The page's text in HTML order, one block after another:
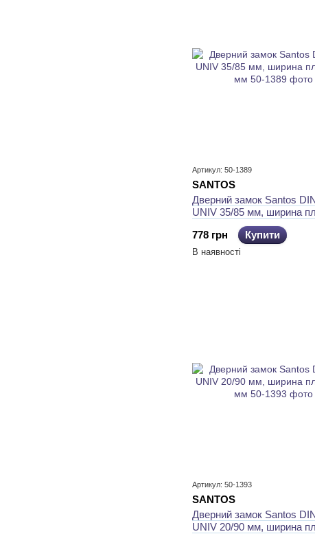
Артикул: 50-1389
SANTOS
​Дверний замок Santos
UNIV 35/85 мм, ширина
778 грн
Купити
В наявності
Артикул: 50-1393
SANTOS
​Дверний замок Santos
UNIV 20/90 мм, ширина